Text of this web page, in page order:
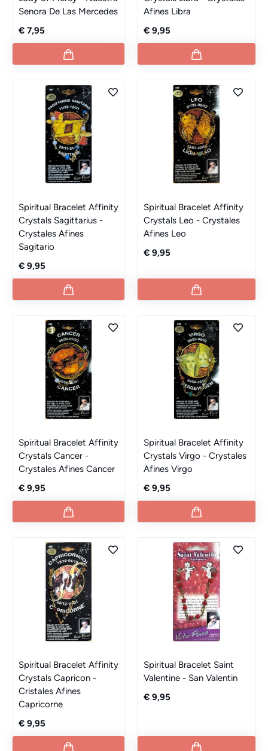
Senora De Las Mercedes
€ 7,95
Afines Libra
€ 9,95
Spiritual Bracelet Affinity
Crystals Sagittarius -
Crystales Afines
Sagitario
€ 9,95
Spiritual Bracelet Affinity
Crystals Leo - Crystales
Afines Leo
€ 9,95
Spiritual Bracelet Affinity
Crystals Cancer -
Crystales Afines Cancer
€ 9,95
Spiritual Bracelet Affinity
Crystals Virgo - Crystales
Afines Virgo
€ 9,95
Spiritual Bracelet Affinity
Crystals Capricon -
Cristales Afines
Capricorne
€ 9,95
Spiritual Bracelet Saint
Valentine - San Valentin
€ 9,95